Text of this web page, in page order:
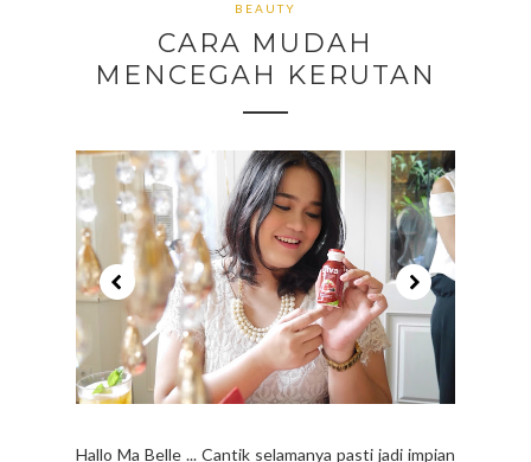
BEAUTY
CARA MUDAH
MENCEGAH KERUTAN
Hallo Ma Belle ... Cantik selamanya pasti jadi impian